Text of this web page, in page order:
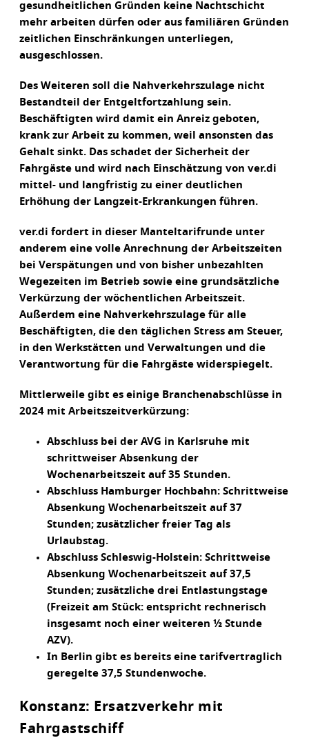
gesundheitlichen Gründen keine Nachtschicht
mehr arbeiten dürfen oder aus familiären Gründen
zeitlichen Einschränkungen unterliegen,
ausgeschlossen.
Des Weiteren soll die Nahverkehrszulage nicht
Bestandteil der Entgeltfortzahlung sein.
Beschäftigten wird damit ein Anreiz geboten,
krank zur Arbeit zu kommen, weil ansonsten das
Gehalt sinkt. Das schadet der Sicherheit der
Fahrgäste und wird nach Einschätzung von ver.di
mittel- und langfristig zu einer deutlichen
Erhöhung der Langzeit-Erkrankungen führen.
ver.di fordert in dieser Manteltarifrunde unter
anderem eine volle Anrechnung der Arbeitszeiten
bei Verspätungen und von bisher unbezahlten
Wegezeiten im Betrieb sowie eine grundsätzliche
Verkürzung der wöchentlichen Arbeitszeit.
Außerdem eine Nahverkehrszulage für alle
Beschäftigten, die den täglichen Stress am Steuer,
in den Werkstätten und Verwaltungen und die
Verantwortung für die Fahrgäste widerspiegelt.
Mittlerweile gibt es einige Branchenabschlüsse in
2024 mit Arbeitszeitverkürzung:
Abschluss bei der AVG in Karlsruhe mit
schrittweiser Absenkung der
Wochenarbeitszeit auf 35 Stunden.
Abschluss Hamburger Hochbahn: Schrittweise
Absenkung Wochenarbeitszeit auf 37
Stunden; zusätzlicher freier Tag als
Urlaubstag.
Abschluss Schleswig-Holstein: Schrittweise
Absenkung Wochenarbeitszeit auf 37,5
Stunden; zusätzliche drei Entlastungstage
(Freizeit am Stück: entspricht rechnerisch
insgesamt noch einer weiteren ½ Stunde
AZV).
In Berlin gibt es bereits eine tarifvertraglich
geregelte 37,5 Stundenwoche.
Konstanz: Ersatzverkehr mit
Fahrgastschiff